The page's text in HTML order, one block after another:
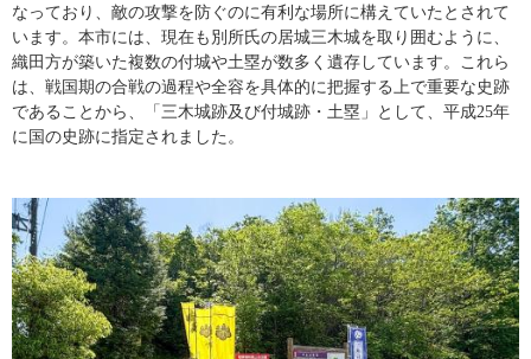
なっており、敵の攻撃を防ぐのに有利な場所に構えていたとされて
います。本市には、現在も別所氏の居城三木城を取り囲むように、
織田方が築いた複数の付城や土塁が数多く遺存しています。これら
は、戦国期の合戦の過程や全容を具体的に把握する上で重要な史跡
であることから、「三木城跡及び付城跡・土塁」として、平成25年
に国の史跡に指定されました。